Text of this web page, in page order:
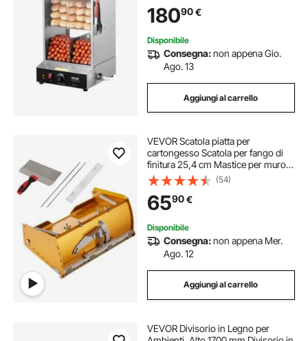
Temperato Piastra Divisoria per Hot
Dog Panini
18090€
Disponibile
Consegna:non appena Gio.
Ago. 13
Aggiungi al carrello
VEVOR Scatola piatta per
cartongesso Scatola per fango di
finitura 25,4 cm Mastice per muro
composto 2 lame bonus
(54)
6590€
Disponibile
Consegna:non appena Mer.
Ago. 12
Aggiungi al carrello
VEVOR Divisorio in Legno per